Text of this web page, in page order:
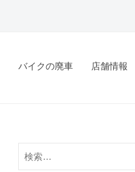
バイクの廃車 店舗情報